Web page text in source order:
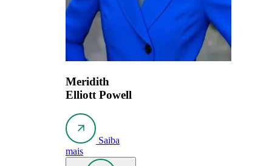
Meridith
Elliott Powell
Saiba
mais